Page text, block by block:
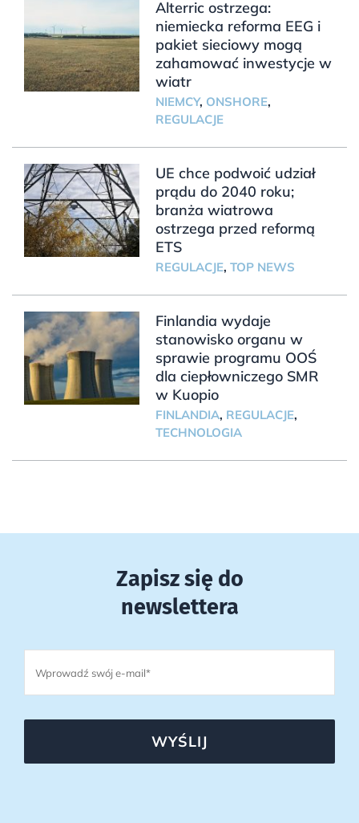
Alterric ostrzega:
niemiecka reforma EEG i
pakiet sieciowy mogą
zahamować inwestycje w
wiatr
NIEMCY, ONSHORE,
REGULACJE
UE chce podwoić udział
prądu do 2040 roku;
branża wiatrowa
ostrzega przed reformą
ETS
REGULACJE, TOP NEWS
Finlandia wydaje
stanowisko organu w
sprawie programu OOŚ
dla ciepłowniczego SMR
w Kuopio
FINLANDIA, REGULACJE,
TECHNOLOGIA
Zapisz się do
newslettera
WYŚLIJ